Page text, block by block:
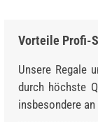
Vorteile Profi-
Unsere Regale
durch höchste
insbesondere